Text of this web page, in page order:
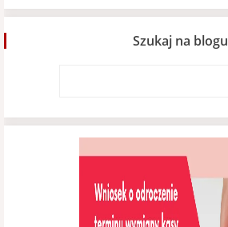
Szukaj na blogu